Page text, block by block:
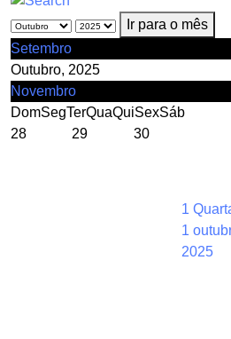
Ir para o mês
Setembro
Outubro, 2025
Novembro
DomSegTerQuaQuiSexSáb
28
29 30
1
1
2025